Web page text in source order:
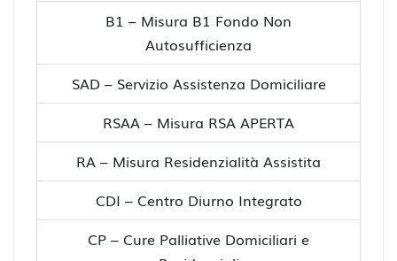
B1 – Misura B1 Fondo Non
Autosufficienza
SAD – Servizio Assistenza Domiciliare
RSAA – Misura RSA APERTA
RA – Misura Residenzialità Assistita
CDI – Centro Diurno Integrato
CP – Cure Palliative Domiciliari e